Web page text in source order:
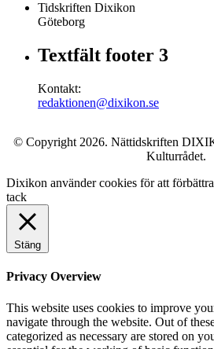
Tidskriften Dixikon
Göteborg
Textfält footer 3
Kontakt:
redaktionen@dixikon.se
© Copyright 2026. Nättidskriften
Kulturrådet.
Dixikon använder cookies för att
tack
Stäng
Privacy Overview
This website uses cookies to improve
navigate through the website. Out of
categorized as necessary are stored on